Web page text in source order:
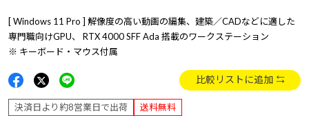
[ Windows 11 Pro ] 解像度の高い動画の編集、建築／CADなどに適した
専門職向けGPU、 RTX 4000 SFF Ada 搭載のワークステーション
※ キーボード・マウス付属
比較リストに追加
決済日より約8営業日で出荷 送料無料